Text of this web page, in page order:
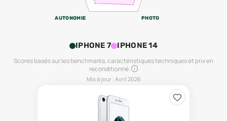
PHOTO
AUTONOMIE
IPHONE 7 IPHONE 14
Scores basés sur les benchmarks, caractéristiques techniques et prix en
reconditionné.
Mis à jour : Avril 2026